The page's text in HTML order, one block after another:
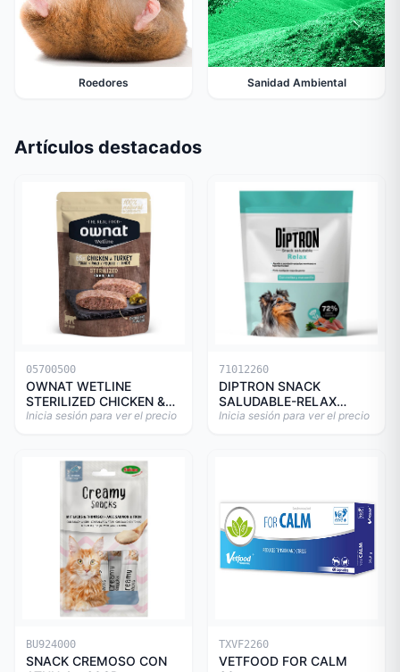
Roedores Sanidad Ambiental
Artículos destacados
05700500
OWNAT WETLINE
STERILIZED CHICKEN &
TURKEY CAT 85gr
Inicia sesión para ver el precio
71012260
DIPTRON SNACK
SALUDABLE-RELAX
150GR
Inicia sesión para ver el precio
BU924000
SNACK CREMOSO CON
TXVF2260
VETFOOD FOR CALM